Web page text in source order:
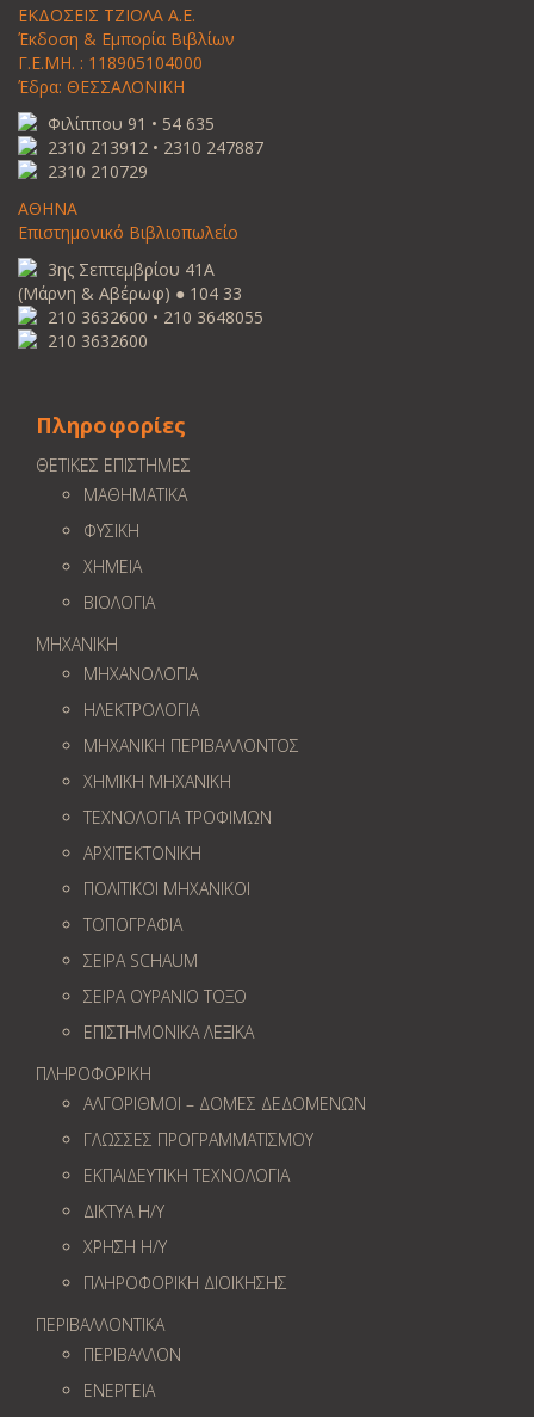
ΕΚΔΟΣΕΙΣ ΤΖΙΟΛΑ Α.Ε.
Έκδοση & Εμπορία Βιβλίων
Γ.Ε.ΜΗ. : 118905104000
Έδρα: ΘΕΣΣΑΛΟΝΙΚΗ
Φιλίππου 91 • 54 635
2310 213912 • 2310 247887
2310 210729
ΑΘΗΝΑ
Επιστημονικό Βιβλιοπωλείο
3ης Σεπτεμβρίου 41Α
(Μάρνη & Αβέρωφ) ● 104 33
210 3632600 • 210 3648055
210 3632600
Πληροφορίες
ΘΕΤΙΚΕΣ ΕΠΙΣΤΗΜΕΣ
ΜΑΘΗΜΑΤΙΚΑ
ΦΥΣΙΚΗ
ΧΗΜΕΙΑ
ΒΙΟΛΟΓΙΑ
ΜΗΧΑΝΙΚΗ
ΜΗΧΑΝΟΛΟΓΙΑ
ΗΛΕΚΤΡΟΛΟΓΙΑ
ΜΗΧΑΝΙΚΗ ΠΕΡΙΒΑΛΛΟΝΤΟΣ
ΧΗΜΙΚΗ ΜΗΧΑΝΙΚΗ
ΤΕΧΝΟΛΟΓΙΑ ΤΡΟΦΙΜΩΝ
ΑΡΧΙΤΕΚΤΟΝΙΚΗ
ΠΟΛΙΤΙΚΟΙ ΜΗΧΑΝΙΚΟΙ
ΤΟΠΟΓΡΑΦΙΑ
ΣΕΙΡΑ SCHAUM
ΣΕΙΡΑ ΟΥΡΑΝΙΟ ΤΟΞΟ
ΕΠΙΣΤΗΜΟΝΙΚΑ ΛΕΞΙΚΑ
ΠΛΗΡΟΦΟΡΙΚΗ
ΑΛΓΟΡΙΘΜΟΙ – ΔΟΜΕΣ ΔΕΔΟΜΕΝΩΝ
ΓΛΩΣΣΕΣ ΠΡΟΓΡΑΜΜΑΤΙΣΜΟΥ
ΕΚΠΑΙΔΕΥΤΙΚΗ ΤΕΧΝΟΛΟΓΙΑ
ΔΙΚΤΥΑ Η/Υ
ΧΡΗΣΗ Η/Υ
ΠΛΗΡΟΦΟΡΙΚΗ ΔΙΟΙΚΗΣΗΣ
ΠΕΡΙΒΑΛΛΟΝΤΙΚΑ
ΠΕΡΙΒΑΛΛΟΝ
ΕΝΕΡΓΕΙΑ